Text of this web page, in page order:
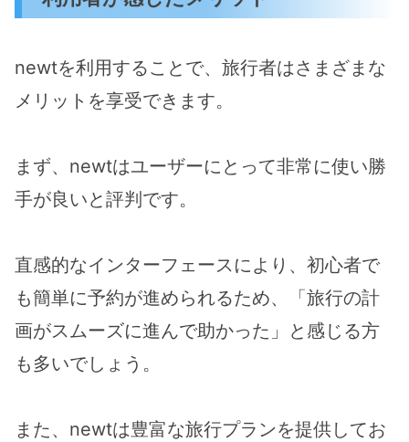
newtを利用することで、旅行者はさまざまな
メリットを享受できます。
まず、newtはユーザーにとって非常に使い勝
手が良いと評判です。
直感的なインターフェースにより、初心者で
も簡単に予約が進められるため、「旅行の計
画がスムーズに進んで助かった」と感じる方
も多いでしょう。
また、newtは豊富な旅行プランを提供してお